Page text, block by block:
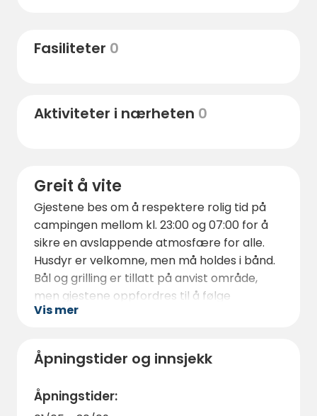
nyte en vakker 18-hulls golfbane omgitt av
perfekt destinasjon for en dagstur.
For barnefamilier ligger den kjente
Dyreparken i Kristiansand omtrent en times
kjøretur unna. Parken er en av Norges
største turistattraksjoner og byr på en
fantastisk opplevelse for både barn og
voksne.
Fasiliteter 0
Aktiviteter i nærheten 0
Greit å vite
Gjestene bes om å respektere rolig tid på
campingen mellom kl. 23:00 og 07:00 for å
sikre en avslappende atmosfære for alle.
Husdyr er velkomne, men må holdes i bånd.
Bål og grilling er tillatt på anvist område,
men gjestene oppfordres til å følge
eventuelle brannrestriksjoner som kan
Wi-Fi er tilgjengelig rundt resepsjonen, og
å gjøre oppholdet enda mer komfortabelt,
anbefales det å ta med myggmiddel i
Vis mer
Åpningstider og innsjekk
Åpningstider: